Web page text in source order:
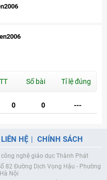
Số bài Tỉ lệ đúng
0 0 ---
LIÊN HỆ CHÍNH SÁCH
nghệ giáo dục Thành Phát
82 Đường Dịch Vọng Hậu - Phường
Nội